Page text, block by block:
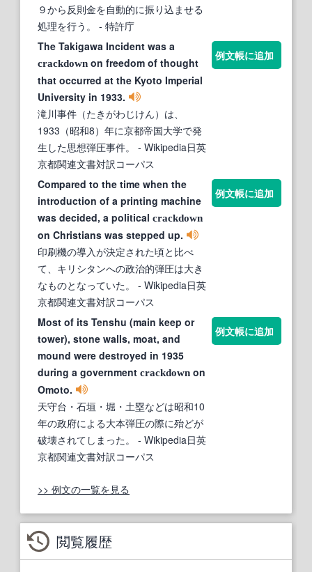
９から反則金を自動的に振り込ませる
処理を行う。
- 特許庁
The Takigawa Incident was a
crackdown on freedom of thought
that occurred at the Kyoto Imperial
University in 1933.
滝川事件（たきがわじけん）は、
1933（昭和8）年に京都帝国大学で発
生した思想弾圧事件。
- Wikipedia日英
京都関連文書対訳コーパス
例文帳に追加
Compared to the time when the
introduction of a printing machine
was decided, a political crackdown
on Christians was stepped up.
印刷機の導入が決定された頃と比べ
て、キリシタンへの政治的弾圧は大き
なものとなっていた。
- Wikipedia日英
京都関連文書対訳コーパス
例文帳に追加
Most of its Tenshu (main keep or
tower), stone walls, moat, and
mound were destroyed in 1935
during a government crackdown on
Omoto.
天守台・石垣・堀・土塁などは昭和10
年の政府による大本弾圧の際に殆どが
破壊されてしまった。
- Wikipedia日英
京都関連文書対訳コーパス
例文帳に追加
>> 例文の一覧を見る
閲覧履歴